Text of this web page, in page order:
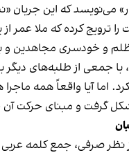
می‌نویسد که این
را ترویج کرده که ملا عمر
و خودسری مجاهدین و
با جمعی از طلبه‌های دیگر
اما آیا واقعاً همه
گرفت و مبنای حرکت آن
نظر صرفی، جمع کلمه